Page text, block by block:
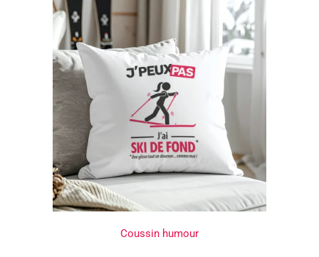
Coussin humour